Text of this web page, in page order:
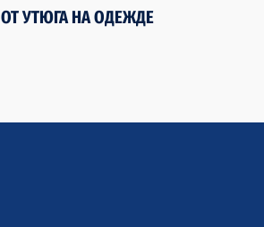
УТЮГА НА ОДЕЖДЕ